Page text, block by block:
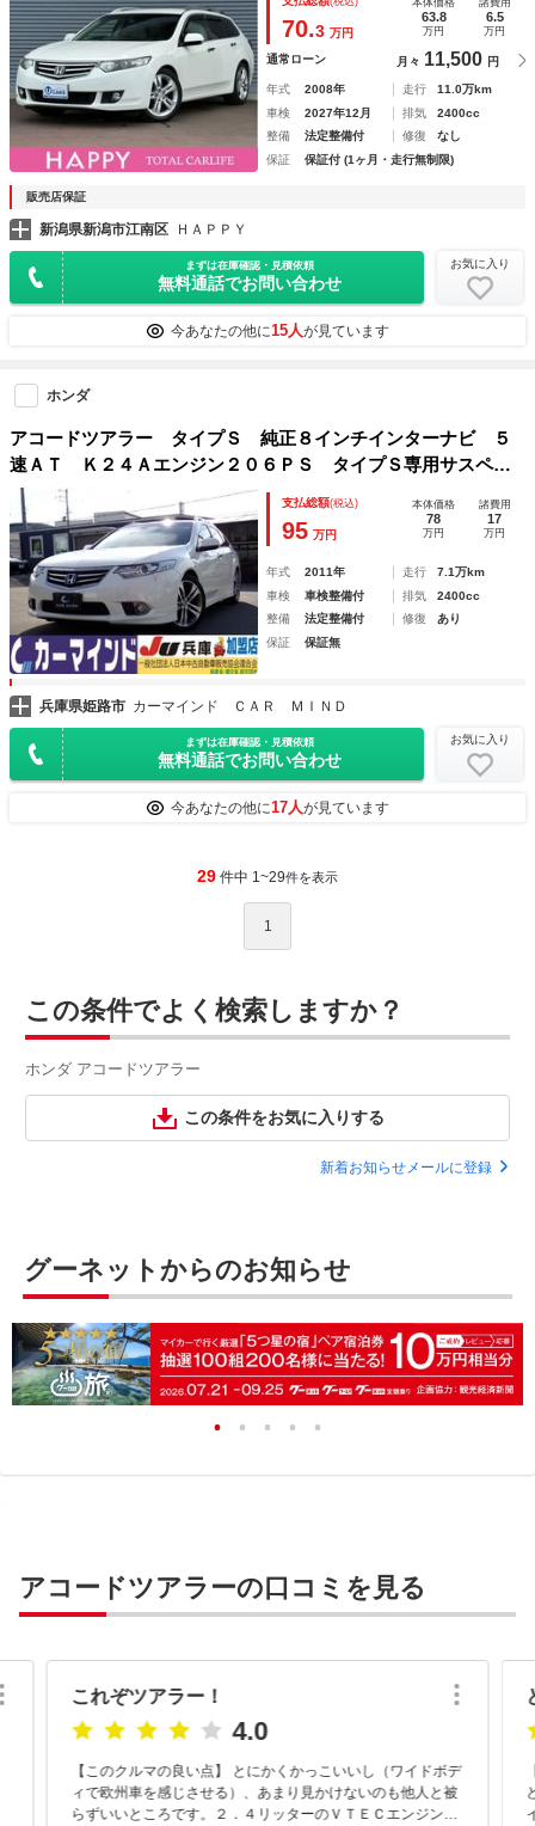
ト ルーフレール 純正アルミホイール ＥＴＣ ＨＩＤ
70.3 万円
本体価格
63.8
万円
諸費用
6.5
万円
通常ローン 月々 11,500 円
年式 2008年 走行
11.0万km
車検
2027年12月 排気
2400cc
整備
法定整備付 修復
なし
保証
保証付 (1ヶ月・走行無制限)
販売店保証
新潟県新潟市江南区 ＨＡＰＰＹ
まずは在庫確認・見積依頼
無料通話でお問い合わせ
お気に入り
今あなたの他に15人が見ています
ホンダ
アコードツアラー タイプＳ 純正８インチインターナビ ５
速ＡＴ Ｋ２４Ａエンジン２０６ＰＳ タイプＳ専用サスペン
ション 専用大径ブレーキ 専用１８インチアルミ エアロパ
ーツ Ｂカメラ ＥＴＣ 電動リアゲート スマートキー２本
支払総額(税込)
95 万円
本体価格
78
万円
諸費用
17
万円
年式 2011年 走行
7.1万km
車検
車検整備付 排気
2400cc
整備
法定整備付 修復
あり
保証
保証無
兵庫県姫路市 カーマインド ＣＡＲ ＭＩＮＤ
まずは在庫確認・見積依頼
無料通話でお問い合わせ
お気に入り
今あなたの他に17人が見ています
29 件中 1~29件を表示
1
この条件でよく検索しますか？
ホンダ アコードツアラー
この条件をお気に入りする
新着お知らせメールに登録
グーネットからのお知らせ
アコードツアラーの口コミを見る
これぞツアラー！
4.0
【このクルマの良い点】 とにかくかっこいいし（ワイドボデ
ィで欧州車を感じさせる）、あまり見かけないのも他人と被
らずいいところです。２．４リッターのＶＴＥＣエンジンで
イ